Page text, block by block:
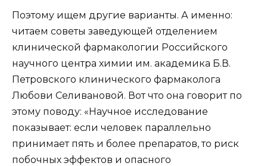
Поэтому ищем другие варианты. А именно:
читаем советы заведующей отделением
клинической фармакологии Российского
научного центра химии им. академика Б.В.
Петровского клинического фармаколога
Любови Селивановой. Вот что она говорит по
этому поводу: «Научное исследование
показывает: если человек параллельно
принимает пять и более препаратов, то риск
побочных эффектов и опасного